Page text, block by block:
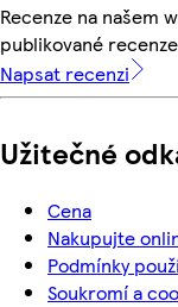
Recenze na našem
publikované
Napsat recenzi
Užitečné
Cena
Nakupujte
Podmínky
Soukromí a